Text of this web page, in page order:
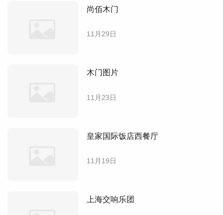
尚佰木门
11月29日
木门图片
11月23日
皇家国际饭店西餐厅
11月19日
上海交响乐团